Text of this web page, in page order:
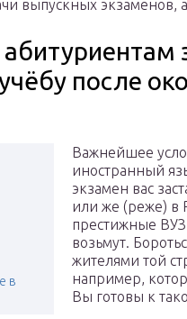
выпускных экзаменов,
после
в
Важнейшее
иностранный
экзамен вас
или же (реже) в
престижные
возьмут.
жителями той
например,
Вы готовы к